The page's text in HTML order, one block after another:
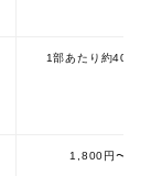
1部あたり約40円〜
1,800円〜